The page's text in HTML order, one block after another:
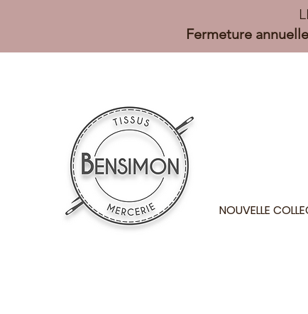
Fermeture
NOUVELLE